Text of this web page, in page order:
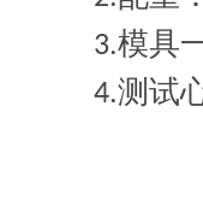
3.模具
4.测试